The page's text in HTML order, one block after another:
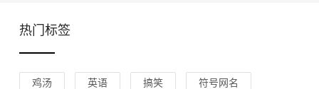
热门标签
鸡汤 英语 搞笑 符号网名